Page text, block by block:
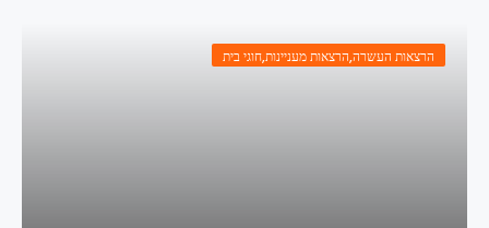
הרצאות העשרה,הרצאות מעניינות,חוגי בית